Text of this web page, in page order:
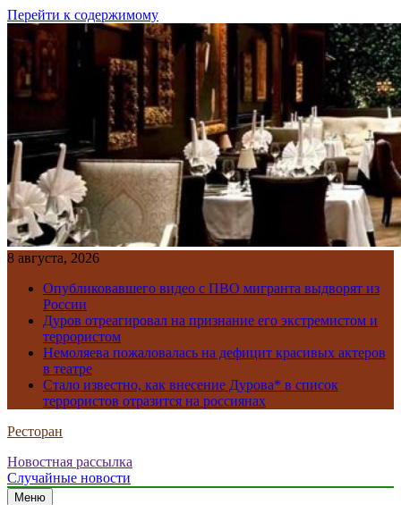
Перейти к содержимому
8 августа, 2026
Опубликовавшего видео с ПВО мигранта выдворят из
России
Дуров отреагировал на признание его экстремистом и
террористом
Немоляева пожаловалась на дефицит красивых актеров
в театре
Стало известно, как внесение Дурова* в список
террористов отразится на россиянах
Ресторан
Новостная рассылка
Случайные новости
Меню